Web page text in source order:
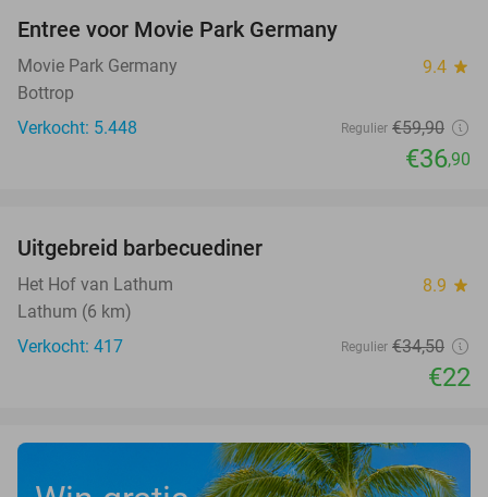
Entree voor Movie Park Germany
Movie Park Germany 9.4 star
Bottrop
Verkocht: 5.448
Regulier €59,90
€36,90
Uitgebreid barbecuediner
Het Hof van Lathum 8.9 star
Lathum (6 km)
Verkocht: 417
Regulier €34,50
€22